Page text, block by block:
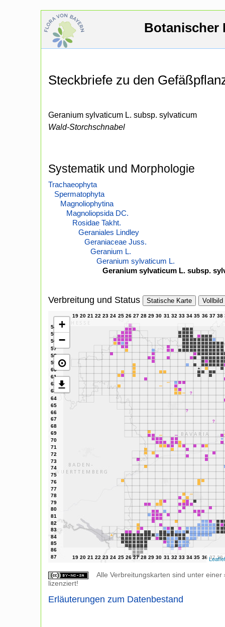
Botanischer
Steckbriefe zu den
Geranium sylvaticum L. subsp. sylvaticum
Wald-Storchschnabel
Systematik und Morphologie
Trachaeophyta
Spermatophyta
Magnoliophytina
Magnoliopsida DC.
Rosidae Takht.
Geraniales Lindley
Geraniaceae Juss.
Geranium L.
Geranium sylvaticum L.
Geranium sylvaticum L. subsp.
Verbreitung und Status Statische Karte Vollbild
+
−
⊙
Leaflet
Alle Verbreitungskarten sind unter einer
lizenziert!
Erläuterungen zum Datenbestand